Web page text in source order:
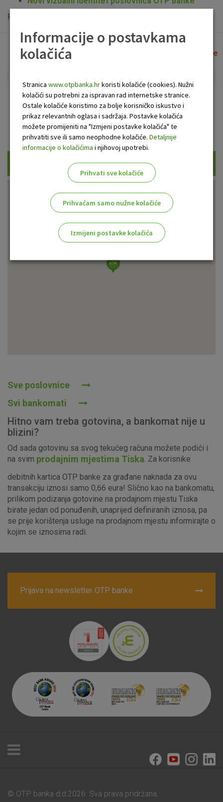
Popis uplatno-isplatnih bankomata možete vidjeti
Lista poslovnica i bankomata Očisti filtere
Bankomat Poslovnica
Prikaži samo uplatne bankomate
Sve poslovnice
Svi bankomati
Hitno vam treba gotovina, a bankomat nije u
blizini?
Od sada gotovinu sa svog tekućeg računa možete podići i
na svim prodajnim mjestima Tiska . Za korisnike
debitnih kartica OTP banke za građane naknada za ovu
transakciju iznosi samo 0,66 eura! Slično kao na bankomatu,
prilikom podizanja gotovine na prodajnom mjestu Tiska
birate jedan od ponuđenih, unaprijed definiranih iznosa, pa
se prije korištenja usluge na prodajnom mjestu informirajte o
kojim se iznosima radi.
Prijava na newsletter OTP banke
Poslovnice i bankomati
© OTP banka d.d.2026. Sva prava pridržana.
Informacije o postavkama
kolačića
Stranica www.otpbanka.hrkoristi kolačiće (cookies). Nužni
kolačići su potrebni za ispravan rad internetske stranice.
Ostale kolačiće koristimo za bolje korisničko iskustvo i
prikaz relevantnih oglasa i sadržaja. Postavke kolačića
možete promijeniti na "Izmjeni postavke kolačića" te
prihvatiti sve ili samo neophodne kolačiće. Detaljnije
informacije o kolačićima i njihovoj upotrebi.
Prihvati sve kolačiće
Prihvaćam samo nužne kolačiće
Izmijeni postavke kolačića
Ovi kolačići nužni su za funkcioniranje internetske stranice i
postavljaju kao odgovor na vaše radnje koje uključuju zahtjev
za uslugama, kao što su postavke kolačića. Svoj preglednik
o njima, ali u tom slučaju neki dijelovi stranice neće raditi. Ti
kolačići ne pohranjuju nikakve informacije koje bi vas mogle
identificirati.
Detaljnije informacije o kolačićima